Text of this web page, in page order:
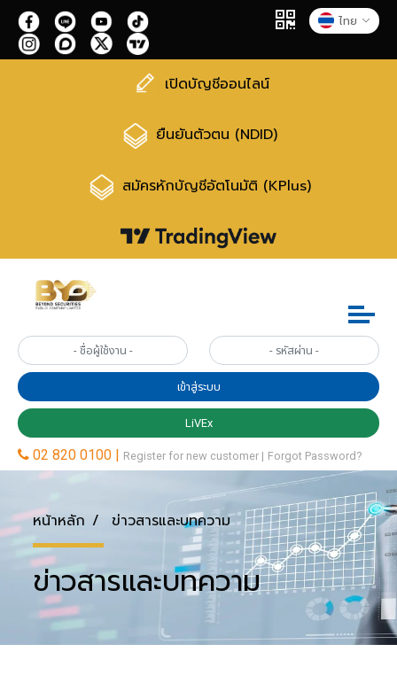
ไทย
เปิดบัญชีออนไลน์
ยืนยันตัวตน (NDID)
สมัครหักบัญชีอัตโนมัติ (KPlus)
หน้าหลัก ข่าวสารและบทความ
ข่าวสารและบทความ